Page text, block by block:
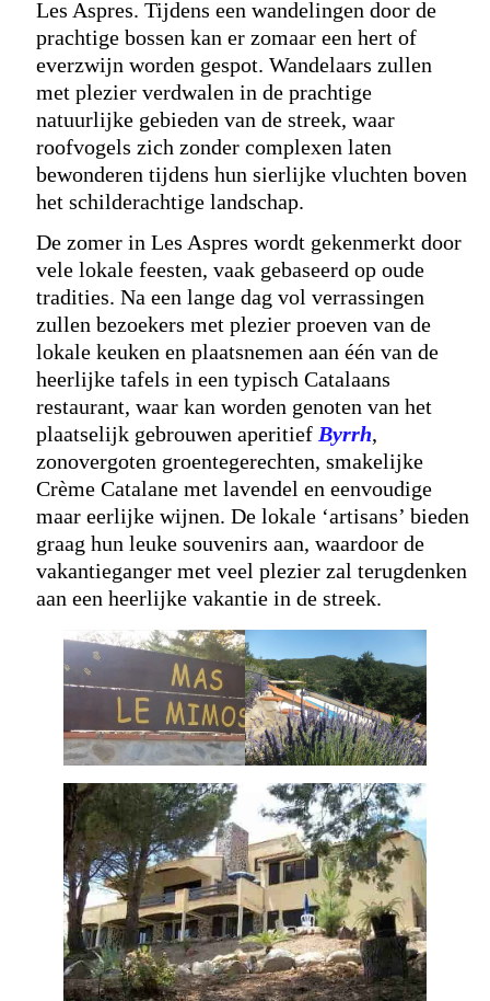
Les Aspres. Tijdens een wandelingen door de
prachtige bossen kan er zomaar een hert of
everzwijn worden gespot. Wandelaars zullen
met plezier verdwalen in de prachtige
natuurlijke gebieden van de streek, waar
roofvogels zich zonder complexen laten
bewonderen tijdens hun sierlijke vluchten boven
het schilderachtige landschap.
De zomer in Les Aspres wordt gekenmerkt door
vele lokale feesten, vaak gebaseerd op oude
tradities. Na een lange dag vol verrassingen
zullen bezoekers met plezier proeven van de
lokale keuken en plaatsnemen aan één van de
heerlijke tafels in een typisch Catalaans
restaurant, waar kan worden genoten van het
plaatselijk gebrouwen aperitief Byrrh,
zonovergoten groentegerechten, smakelijke
Crème Catalane met lavendel en eenvoudige
maar eerlijke wijnen. De lokale ‘artisans’ bieden
graag hun leuke souvenirs aan, waardoor de
vakantieganger met veel plezier zal terugdenken
aan een heerlijke vakantie in de streek.